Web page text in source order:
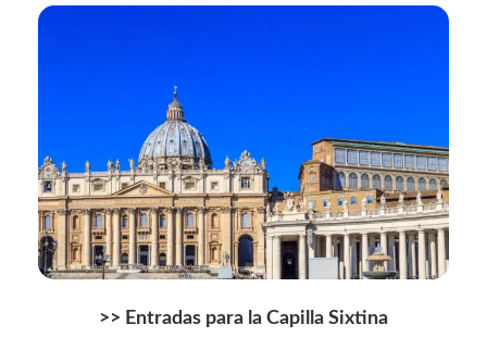
>> Entradas para la Capilla Sixtina